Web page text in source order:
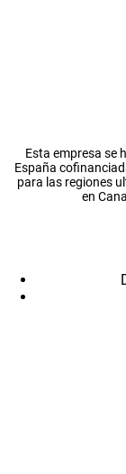
Esta empresa se
España
para las regiones
en